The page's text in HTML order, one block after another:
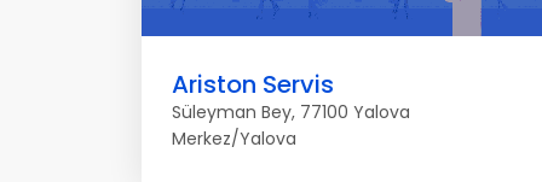
Ariston Servis
Süleyman Bey, 77100 Yalova
Merkez/Yalova